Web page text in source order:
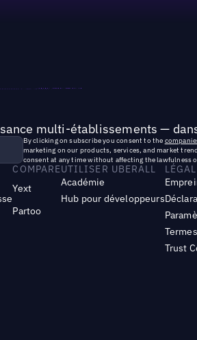
multi-établissements —
By clicking on subscribe you consent to the
marketing on our products, services, and market
consent at any time without affecting the lawfulness
COMPARE
Yext
Partoo
UTILISER UBERALL
Académie
Hub pour développeurs
LÉGAL
Trust